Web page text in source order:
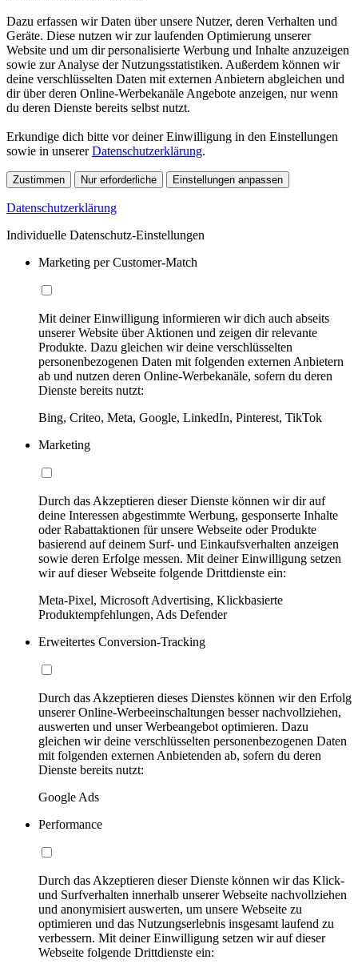
Dazu erfassen wir Daten über unsere Nutzer, deren Verhalten und
Geräte. Diese nutzen wir zur laufenden Optimierung unserer
Website und um dir personalisierte Werbung und Inhalte anzuzeigen
sowie zur Analyse der Nutzungsstatistiken. Außerdem können wir
deine verschlüsselten Daten mit externen Anbietern abgleichen und
dir über deren Online-Werbekanäle Angebote anzeigen, nur wenn
du deren Dienste bereits selbst nutzt.
Erkundige dich bitte vor deiner Einwilligung in den Einstellungen
sowie in unsererDatenschutzerklärung.
Zustimmen Nur erforderliche Einstellungen anpassen
Datenschutzerklärung
Individuelle Datenschutz-Einstellungen
Marketing per Customer-Match
Mit deiner Einwilligung informieren wir dich auch abseits
unserer Website über Aktionen und zeigen dir relevante
Produkte. Dazu gleichen wir deine verschlüsselten
personenbezogenen Daten mit folgenden externen Anbietern
ab und nutzen deren Online-Werbekanäle, sofern du deren
Dienste bereits nutzt:
Bing, Criteo, Meta, Google, LinkedIn, Pinterest, TikTok
Marketing
Durch das Akzeptieren dieser Dienste können wir dir auf
deine Interessen abgestimmte Werbung, gesponserte Inhalte
oder Rabattaktionen für unsere Webseite oder Produkte
basierend auf deinem Surf- und Einkaufsverhalten anzeigen
sowie deren Erfolge messen. Mit deiner Einwilligung setzen
wir auf dieser Webseite folgende Drittdienste ein:
Meta-Pixel, Microsoft Advertising, Klickbasierte
Produktempfehlungen, Ads Defender
Erweitertes Conversion-Tracking
Durch das Akzeptieren dieses Dienstes können wir den Erfolg
unserer Online-Werbeeinschaltungen besser nachvollziehen,
auswerten und unser Werbeangebot optimieren. Dazu
gleichen wir deine verschlüsselten personenbezogenen Daten
mit folgenden externen Anbietenden ab, sofern du deren
Dienste bereits nutzt:
Google Ads
Performance
Durch das Akzeptieren dieser Dienste können wir das Klick-
und Surfverhalten innerhalb unserer Webseite nachvollziehen
und anonymisiert auswerten, um unsere Webseite zu
optimieren und das Nutzungserlebnis insgesamt laufend zu
verbessern. Mit deiner Einwilligung setzen wir auf dieser
Webseite folgende Drittdienste ein: